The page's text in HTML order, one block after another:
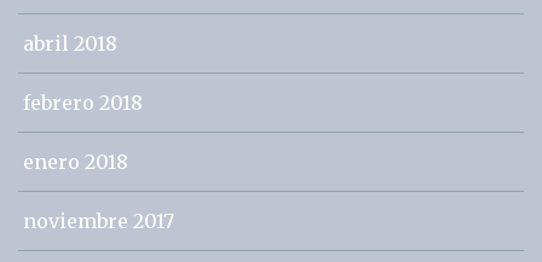
abril 2018
febrero 2018
enero 2018
noviembre 2017